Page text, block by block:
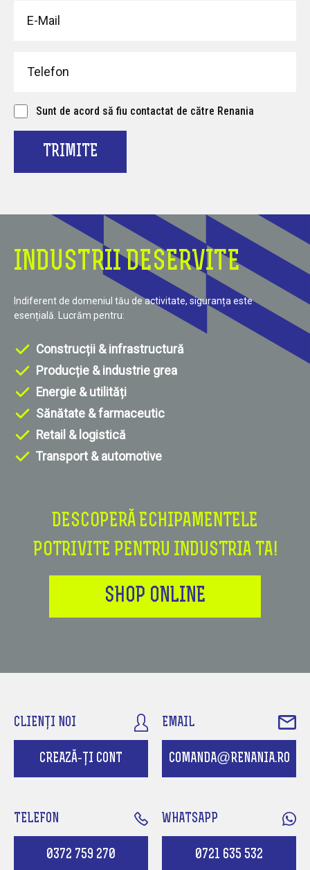
Sunt de acord să fiu contactat de către Renania
TRIMITE
INDUSTRII DESERVITE
Indiferent de domeniul tău de activitate, siguranța este
esențială. Lucrăm pentru:
Construcții & infrastructură
Producție & industrie grea
Energie & utilități
Sănătate & farmaceutic
Retail & logistică
Transport & automotive
DESCOPERĂ ECHIPAMENTELE
POTRIVITE PENTRU INDUSTRIA TA!
SHOP ONLINE
CLIENȚI NOI
CREAZĂ-ȚI CONT
EMAIL
COMANDA@RENANIA.RO
TELEFON
0372 759 270
WHATSAPP
0721 635 532